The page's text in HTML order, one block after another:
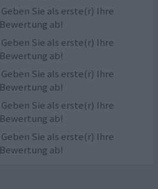
Geben Sie als erste(r) Ihre
Bewertung ab!
Geben Sie als erste(r) Ihre
Bewertung ab!
Geben Sie als erste(r) Ihre
Bewertung ab!
Geben Sie als erste(r) Ihre
Bewertung ab!
Geben Sie als erste(r) Ihre
Bewertung ab!